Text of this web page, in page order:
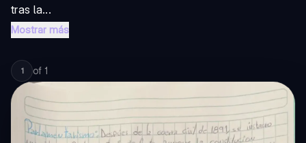
tras la...
Mostrar más
1 of 1